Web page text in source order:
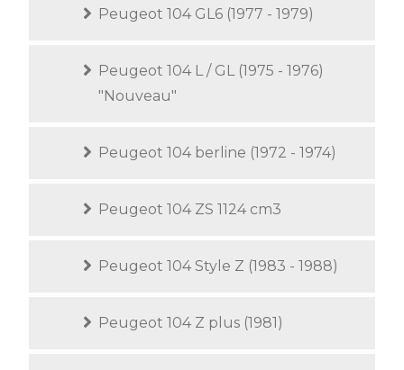
Peugeot 104 GL6 (1977 - 1979)
Peugeot 104 L / GL (1975 - 1976)
"Nouveau"
Peugeot 104 berline (1972 - 1974)
Peugeot 104 ZS 1124 cm3
Peugeot 104 Style Z (1983 - 1988)
Peugeot 104 Z plus (1981)